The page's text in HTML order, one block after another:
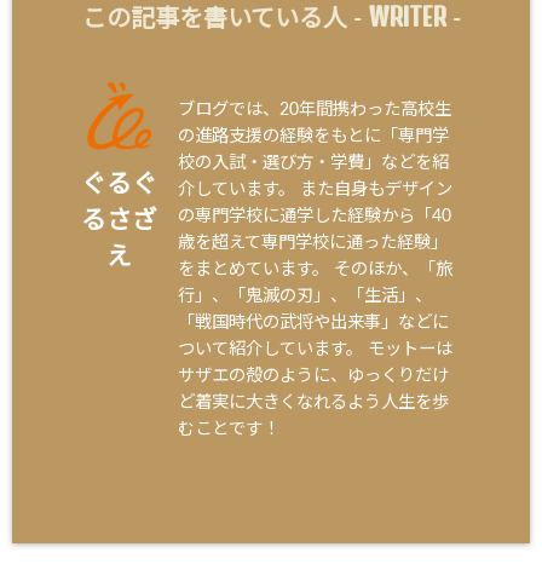
この記事を書いている人 - WRITER-
ぐるぐ
るさざ
え
ブログでは、20年間携わった高校生
の進路支援の経験をもとに「専門学
校の入試・選び方・学費」などを紹
介しています。 また自身もデザイン
の専門学校に通学した経験から「40
歳を超えて専門学校に通った経験」
をまとめています。 そのほか、「旅
行」、「鬼滅の刃」、「生活」、
「戦国時代の武将や出来事」などに
ついて紹介しています。 モットーは
サザエの殻のように、ゆっくりだけ
ど着実に大きくなれるよう人生を歩
むことです！